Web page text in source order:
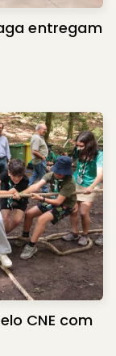
entregam
com